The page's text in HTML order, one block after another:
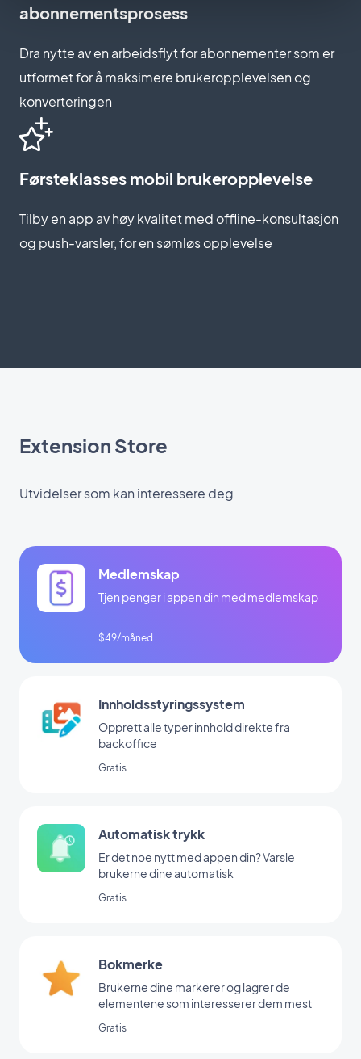
abonnementsprosess
Dra nytte av en arbeidsflyt for abonnementer som er
utformet for å maksimere brukeropplevelsen og
konverteringen
Førsteklasses mobil brukeropplevelse
Tilby en app av høy kvalitet med offline-konsultasjon
og push-varsler, for en sømløs opplevelse
Extension Store
Utvidelser som kan interessere deg
Medlemskap
Tjen penger i appen din med medlemskap
$49/måned
Innholdsstyringssystem
Opprett alle typer innhold direkte fra
backoffice
Gratis
Automatisk trykk
Er det noe nytt med appen din? Varsle
brukerne dine automatisk
Gratis
Bokmerke
Brukerne dine markerer og lagrer de
elementene som interesserer dem mest
Gratis